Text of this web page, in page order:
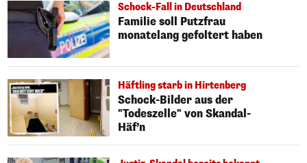
Schock-Fall in Deutschland
Familie soll Putzfrau
monatelang gefoltert haben
Häftling starb in Hirtenberg
Schock-Bilder aus der
"Todeszelle" von Skandal-
Häf’n